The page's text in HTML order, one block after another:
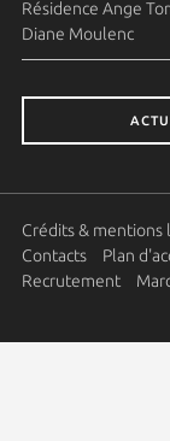
Résidence Ange
Diane Moulenc
Crédits & mentions
Contacts
Plan
Recrutement